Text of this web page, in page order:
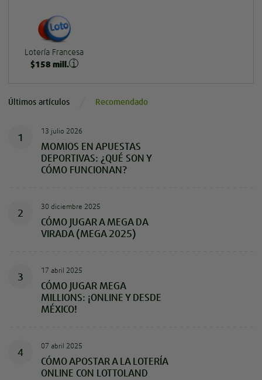
Lotería Francesa
$158 mill.
Últimos artículos Recomendado
1 13 julio 2026
MOMIOS EN APUESTAS
DEPORTIVAS: ¿QUÉ SON Y
CÓMO FUNCIONAN?
2 30 diciembre 2025
CÓMO JUGAR A MEGA DA
VIRADA (MEGA 2025)
3 17 abril 2025
CÓMO JUGAR MEGA
MILLIONS: ¡ONLINE Y DESDE
MÉXICO!
4 07 abril 2025
CÓMO APOSTAR A LA LOTERÍA
ONLINE CON LOTTOLAND